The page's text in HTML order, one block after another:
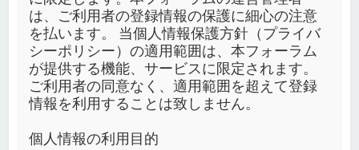
は、ご利用者の登録情報の保護に細心の注意
を払います。 当個人情報保護方針（プライバ
シーポリシー）の適用範囲は、本フォーラム
が提供する機能、サービスに限定されます。
ご利用者の同意なく、適用範囲を超えて登録
情報を利用することは致しません。
個人情報の利用目的